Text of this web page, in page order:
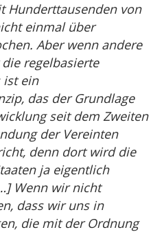
Hunderttausenden von
einmal über
Aber wenn andere
regelbasierte
ist ein
das der Grundlage
seit dem Zweiten
der Vereinten
denn dort wird die
ja eigentlich
Wenn wir nicht
dass wir uns in
die mit der Ordnung